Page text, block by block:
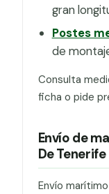
gran
Postes
de
Consulta
ficha o pide
Envío de
De Tenerife
Envío